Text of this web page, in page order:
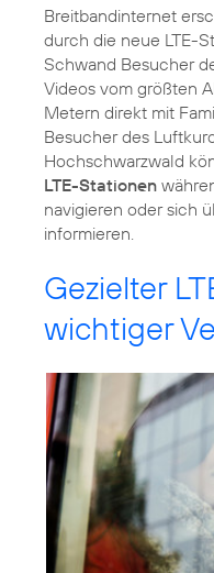
Breitbandinternet
durch die neue LTE-
Schwand Besucher
Videos vom größten
Metern direkt mit
Besucher des
Hochschwarzwald
LTE-Stationen
navigieren oder sich
informieren.
Gezielter
wichtiger